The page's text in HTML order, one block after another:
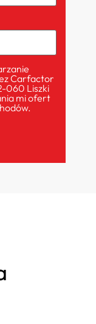
Carfactor
060 Liszki
mi ofert